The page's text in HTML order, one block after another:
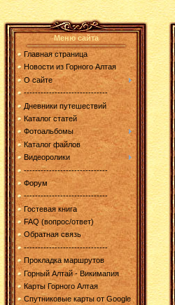
Меню сайта
Главная страница
Новости из Горного Алтая
О сайте
------------------------------
Дневники путешествий
Каталог статей
Фотоальбомы
Каталог файлов
Видеоролики
------------------------------
Форум
------------------------------
Гостевая книга
FAQ (вопрос/ответ)
Обратная связь
------------------------------
Прокладка маршрутов
Горный Алтай - Викимапия
Карты Горного Алтая
Спутниковые карты от Google